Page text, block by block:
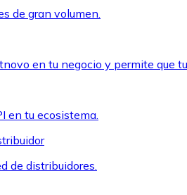
de gran volumen.
en tu negocio y permite que
en tu ecosistema.
de distribuidores.